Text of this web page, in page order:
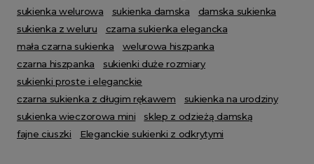
sukienka welurowa
sukienka damska
damska sukienka
sukienka z weluru
czarna sukienka elegancka
mała czarna sukienka
welurowa hiszpanka
czarna hiszpanka
sukienki duże rozmiary
sukienki proste i eleganckie
czarna sukienka z długim rękawem
sukienka na urodziny
sukienka wieczorowa mini
sklep z odzieżą damską
fajne ciuszki
Eleganckie sukienki z odkrytymi